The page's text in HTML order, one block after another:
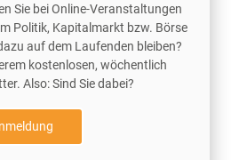
Sie bei Online-Veranstaltungen
Politik, Kapitalmarkt bzw. Börse
auf dem Laufenden bleiben?
kostenlosen, wöchentlich
Also: Sind Sie dabei?